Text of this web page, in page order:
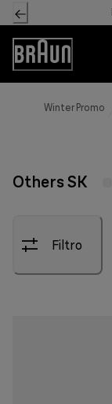
Skip
to
Content
Declaração
de
acessibilidade
Winter Promo
Others SK
Filtro